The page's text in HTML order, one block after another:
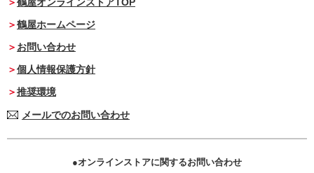
鶴屋オンラインストアTOP
鶴屋ホームページ
お問い合わせ
個人情報保護方針
推奨環境
メールでのお問い合わせ
オンラインストアに関するお問い合わせ